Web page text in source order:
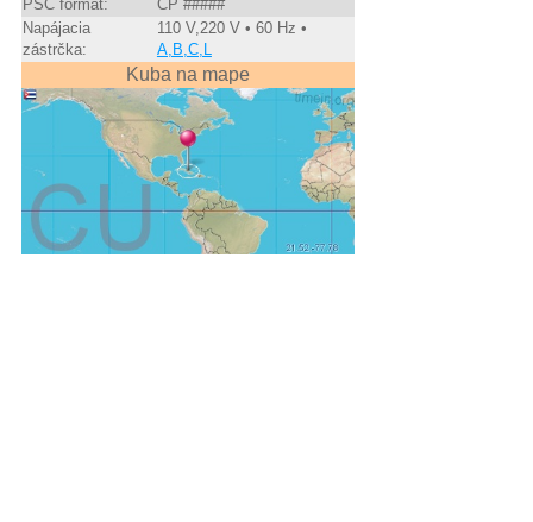
PSČ formát:
CP #####
Napájacia
zástrčka:
110 V,220 V • 60 Hz •
A,B,C,L
Kuba na mape